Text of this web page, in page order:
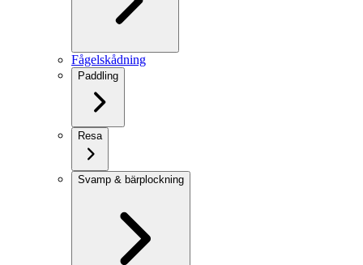
Fågelskådning
Paddling
Resa
Svamp & bärplockning